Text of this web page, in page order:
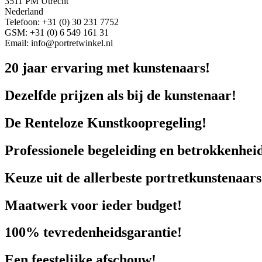
Nederland
Telefoon: +31 (0) 30 231 7752
GSM: +31 (0) 6 549 161 31
Email: info@portretwinkel.nl
20 jaar ervaring met kunstenaars!
Dezelfde prijzen als bij de kunstenaar!
De Renteloze Kunstkoopregeling!
Professionele begeleiding en
Keuze uit de allerbeste
Maatwerk voor ieder budget!
100% tevredenheidsgarantie!